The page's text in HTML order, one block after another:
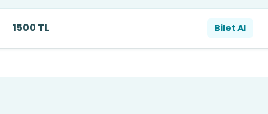
1500 TL Bilet Al